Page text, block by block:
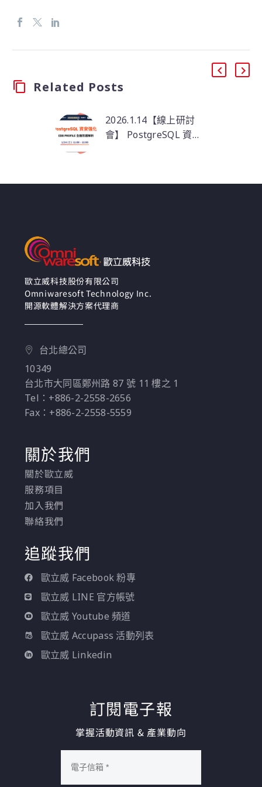
Related Posts
2026.1.14【線上研討
會】 PostgreSQL 資安
運用 EDB PROFILE 機
制，打造企業級的資料
庫安全控管策略，滿足
嚴格的資安稽核要求！
歐立威科技股份有限公司
Omniwaresoft Technology Inc.
開源軟體解決方案代理商
台北總公司
10349
台北市大同區鄭州路 87 號 11 樓之 1
Tel：+886-2-2558-2656
Fax：+886-2-2558-5559
關於我們
關於歐立威
服務項目
加入我們
聯絡我們
追蹤我們
歐立威 Facebook 粉專
歐立威 LINE 官方帳號
歐立威 Youtube 頻道
歐立威 Accupass 活動列表
歐立威 Linkedin
訂閱電子報
掌握活動資訊 & 產業動向